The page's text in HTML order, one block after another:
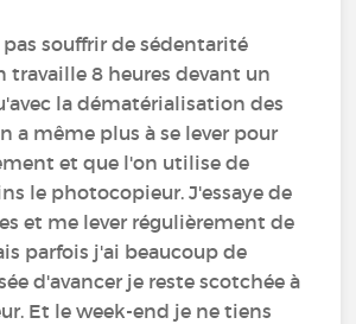
souffrir de sédentarité
travaille 8 heures devant un
la dématérialisation des
a même plus à se lever pour
et que l'on utilise de
le photocopieur. J'essaye de
et me lever régulièrement de
parfois j'ai beaucoup de
d'avancer je reste scotchée à
Et le week-end je ne tiens